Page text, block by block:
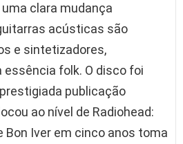
clara mudança
acústicas são
e sintetizadores,
essência folk. O disco foi
publicação
ao nível de Radiohead:
Bon Iver em cinco anos toma